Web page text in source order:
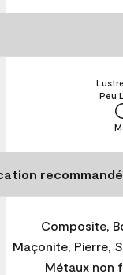
Peu
Composite,
Maçonite, Pierre,
Métaux non